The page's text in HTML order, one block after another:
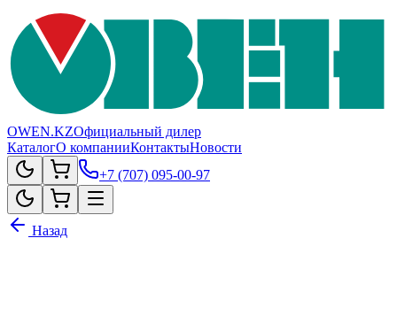
OWEN.KZОфициальный дилер
КаталогО компанииКонтактыНовости
+7 (707) 095-00-97
Назад